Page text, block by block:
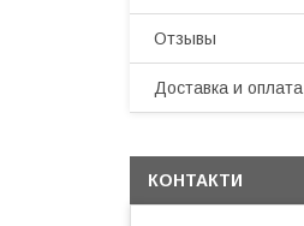
Отзывы
Доставка и оплата
КОНТАКТИ